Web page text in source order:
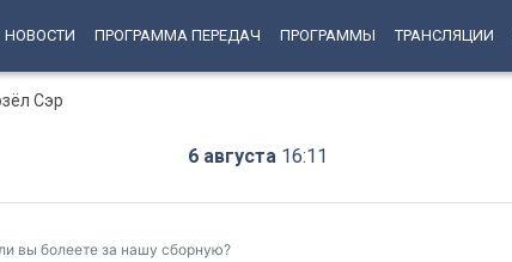
НОВОСТИ ПРОГРАММА ПЕРЕДАЧ ПРОГРАММЫ ТРАНСЛЯЦИИ
Сэр
6 августа 16:11
вы болеете за нашу сборную?